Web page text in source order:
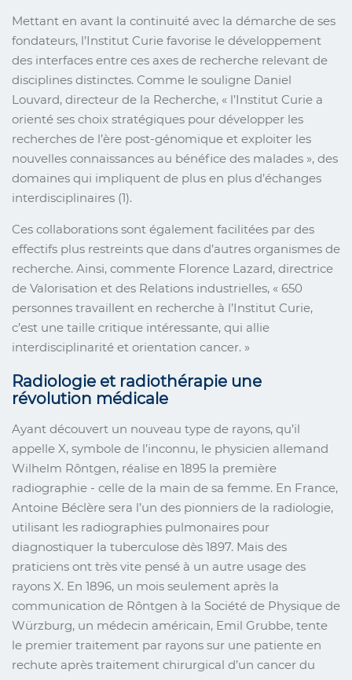
Mettant en avant la continuité avec la démarche de ses
fondateurs, l’Institut Curie favorise le développement
des interfaces entre ces axes de recherche relevant de
disciplines distinctes. Comme le souligne Daniel
Louvard, directeur de la Recherche, « l’Institut Curie a
orienté ses choix stratégiques pour développer les
recherches de l’ère post-génomique et exploiter les
nouvelles connaissances au bénéfice des malades », des
domaines qui impliquent de plus en plus d’échanges
interdisciplinaires (1).
Ces collaborations sont également facilitées par des
effectifs plus restreints que dans d’autres organismes de
recherche. Ainsi, commente Florence Lazard, directrice
de Valorisation et des Relations industrielles, « 650
personnes travaillent en recherche à l’Institut Curie,
c’est une taille critique intéressante, qui allie
interdisciplinarité et orientation cancer. »
Radiologie et radiothérapie une
révolution médicale
Ayant découvert un nouveau type de rayons, qu’il
appelle X, symbole de l’inconnu, le physicien allemand
Wilhelm Rôntgen, réalise en 1895 la première
radiographie - celle de la main de sa femme. En France,
Antoine Béclère sera l’un des pionniers de la radiologie,
utilisant les radiographies pulmonaires pour
diagnostiquer la tuberculose dès 1897. Mais des
praticiens ont très vite pensé à un autre usage des
rayons X. En 1896, un mois seulement après la
communication de Rôntgen à la Société de Physique de
Würzburg, un médecin américain, Emil Grubbe, tente
le premier traitement par rayons sur une patiente en
rechute après traitement chirurgical d’un cancer du